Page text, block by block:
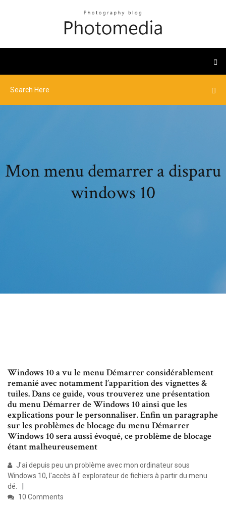
Mon menu demarrer a disparu
windows 10
Windows 10 a vu le menu Démarrer considérablement
remanié avec notamment l’apparition des vignettes &
tuiles. Dans ce guide, vous trouverez une présentation
du menu Démarrer de Windows 10 ainsi que les
explications pour le personnaliser. Enfin un paragraphe
sur les problèmes de blocage du menu Démarrer
Windows 10 sera aussi évoqué, ce problème de blocage
étant malheureusement
J'ai depuis peu un problème avec mon ordinateur sous
Windows 10, l'accès à l' explorateur de fichiers à partir du menu
dé.
10 Comments